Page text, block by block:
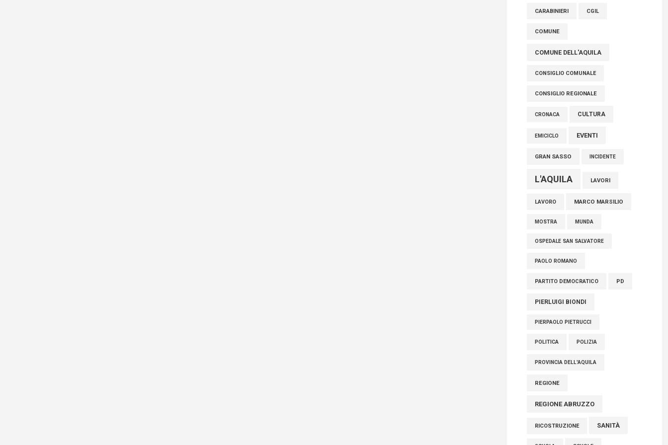
tra cui molti abruzzesi"
06 Agosto 2026
CARABINIERI CGIL
COMUNE
COMUNE DELL'AQUILA
CONSIGLIO COMUNALE
CONSIGLIO REGIONALE
CRONACA CULTURA
EMICICLO EVENTI
GRAN SASSO INCIDENTE
L'AQUILA LAVORI
LAVORO MARCO MARSILIO
MOSTRA MUNDA
OSPEDALE SAN SALVATORE
PAOLO ROMANO
PARTITO DEMOCRATICO PD
PIERLUIGI BIONDI
PIERPAOLO PIETRUCCI
POLITICA POLIZIA
PROVINCIA DELL'AQUILA
REGIONE
REGIONE ABRUZZO
RICOSTRUZIONE SANITÀ